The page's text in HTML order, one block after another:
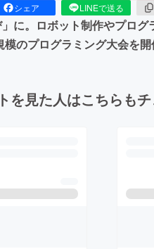
シェア LINEで送る
」に。ロボット制作やプロ
のプログラミング大会を
を見た人はこちらも